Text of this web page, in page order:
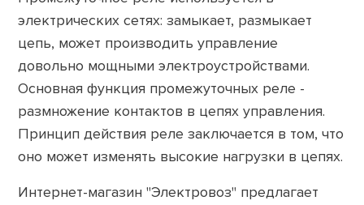
электрических сетях: замыкает, размыкает
цепь, может производить управление
довольно мощными электроустройствами.
Основная функция промежуточных реле -
размножение контактов в цепях управления.
Принцип действия реле заключается в том, что
оно может изменять высокие нагрузки в цепях.
Интернет-магазин "Электровоз" предлагает